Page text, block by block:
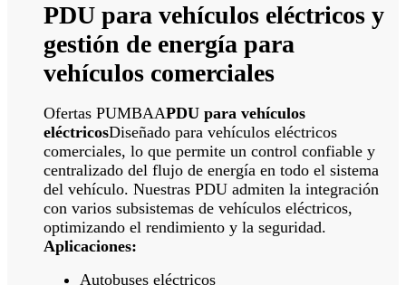
PDU para vehículos eléctricos y
gestión de energía para
vehículos comerciales
Ofertas PUMBAAPDU para vehículos
eléctricosDiseñado para vehículos eléctricos
comerciales, lo que permite un control confiable y
centralizado del flujo de energía en todo el sistema
del vehículo. Nuestras PDU admiten la integración
con varios subsistemas de vehículos eléctricos,
optimizando el rendimiento y la seguridad.
Aplicaciones:
Autobuses eléctricos